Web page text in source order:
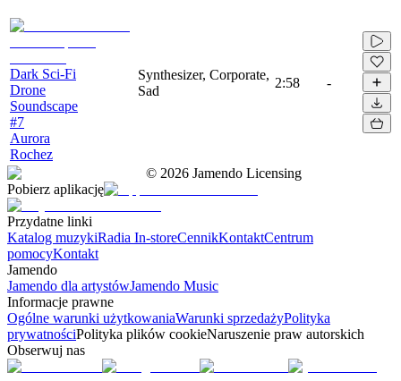
Dark Sci-Fi
Drone
Soundscape
#7
Aurora
Rochez
Synthesizer, Corporate,
Sad
2:58 -
© 2026 Jamendo Licensing
Pobierz aplikację
Przydatne linki
Katalog muzykiRadia In-storeCennikKontaktCentrum
pomocyKontakt
Jamendo
Jamendo dla artystówJamendo Music
Informacje prawne
Ogólne warunki użytkowaniaWarunki sprzedażyPolityka
prywatnościPolityka plików cookieNaruszenie praw autorskich
Obserwuj nas